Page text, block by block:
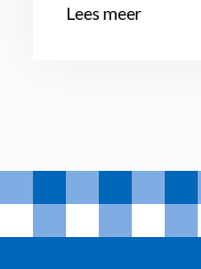
Lees meer